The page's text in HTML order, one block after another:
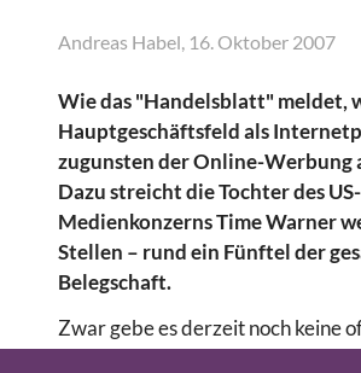
Andreas Habel, 16. Oktober 2007
Wie das "Handelsblatt" meldet,
Hauptgeschäftsfeld als
zugunsten der Online-Werbung
Dazu streicht die Tochter des US-
Medienkonzerns Time Warner
Stellen – rund ein Fünftel der
Belegschaft.
Zwar gebe es derzeit noch keine
Erklärung des Unternehmens,